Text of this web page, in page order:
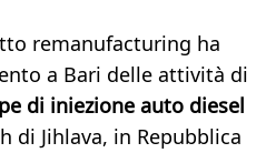
remanufacturing ha
a Bari delle attività di
di iniezione auto diesel
di Jihlava, in Repubblica